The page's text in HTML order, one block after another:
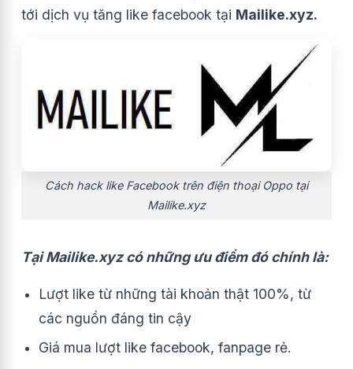
tới dịch vụ tăng like facebook tại Mailike.xyz.
Cách hack like Facebook trên điện thoại Oppo tại
Mailike.xyz
Tại Mailike.xyz có những ưu điểm đó chính là:
Lượt like từ những tài khoản thật 100%, từ
các nguồn đáng tin cậy
Giá mua lượt like facebook, fanpage rẻ.